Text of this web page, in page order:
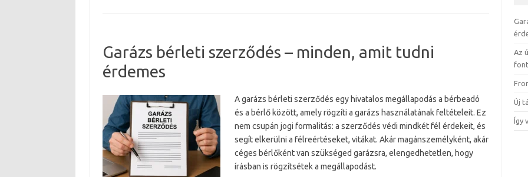
Garázs bérleti szerződés – minden, amit tudni
érdemes
A garázs bérleti szerződés egy hivatalos megállapodás a bérbeadó
és a bérlő között, amely rögzíti a garázs használatának feltételeit. Ez
nem csupán jogi formalitás: a szerződés védi mindkét fél érdekeit, és
segít elkerülni a félreértéseket, vitákat. Akár magánszemélyként, akár
céges bérlőként van szükséged garázsra, elengedhetetlen, hogy
írásban is rögzítsétek a megállapodást.
Az
Új
Így